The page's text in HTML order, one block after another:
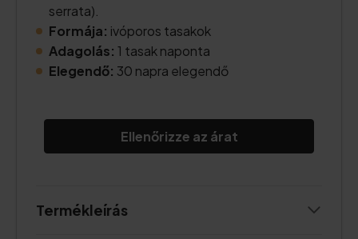
serrata).
Formája: ivóporos tasakok
Adagolás: 1 tasak naponta
Elegendő: 30 napra elegendő
Ellenőrizze az árat
Termékleírás